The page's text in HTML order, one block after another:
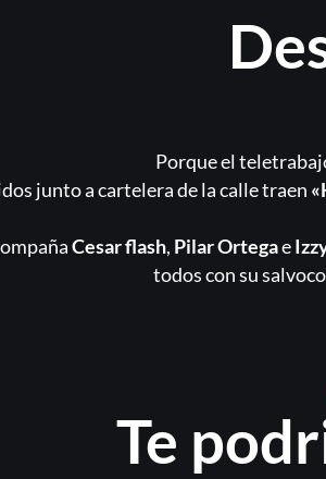
Porque el
junto a cartelera de la calle traen
Cesar flash, Pilar Ortegae
todos con su
Te